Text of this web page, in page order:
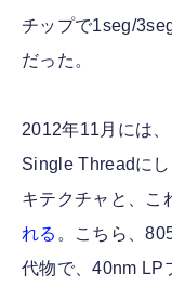
チップで1seg/
だった。
2012年11月には
Single Threadに
キテクチャと、こ
れる 。こちら、
代物で、40nm LP